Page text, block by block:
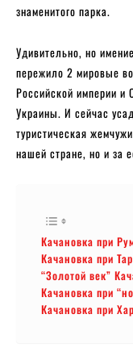
знаменитого парка.
Удивительно, но
пережило 2 мировые
Российской империи и
Украины. И сейчас
туристическая
нашей стране, но и за
Качановка при
Качановка при
“Золотой век”
Качановка при
Качановка при